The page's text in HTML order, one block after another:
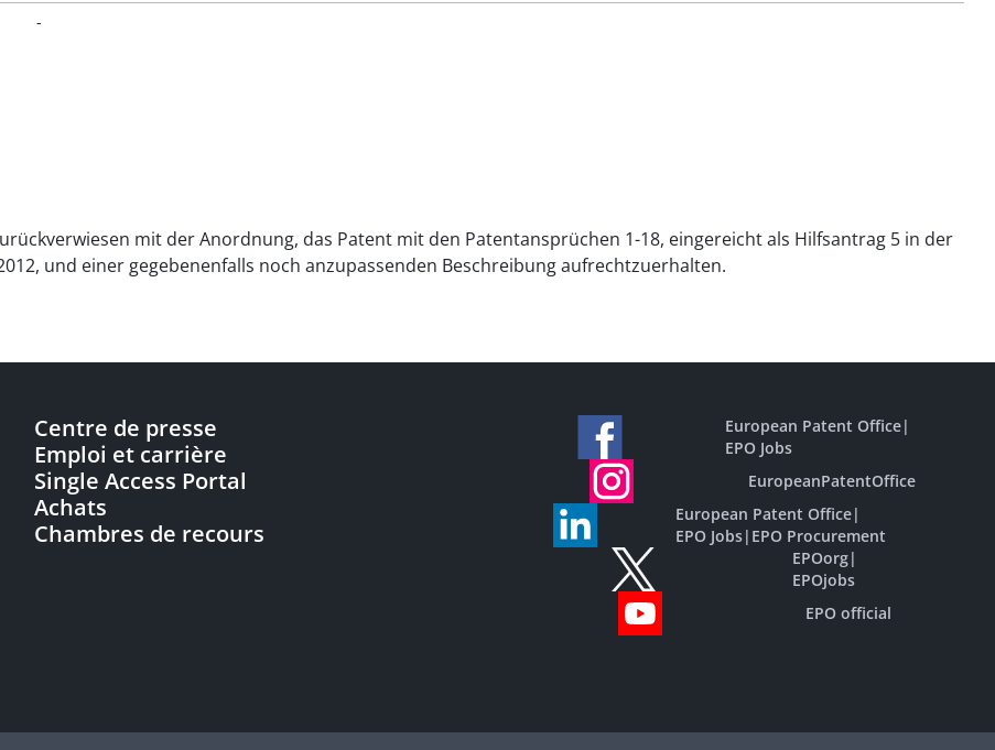
-
mit der Anordnung, das Patent mit den Patentansprüchen 1-18, eingereicht als Hilfsantrag 5 in der
und einer gegebenenfalls noch anzupassenden Beschreibung aufrechtzuerhalten.
Centre de presse
Emploi et carrière
Single Access Portal
Achats
Chambres de recours
European Patent Office|
EPO Jobs
EuropeanPatentOffice
European Patent Office|
EPO Jobs| EPO Procurement
EPOorg|
EPOjobs
EPO official